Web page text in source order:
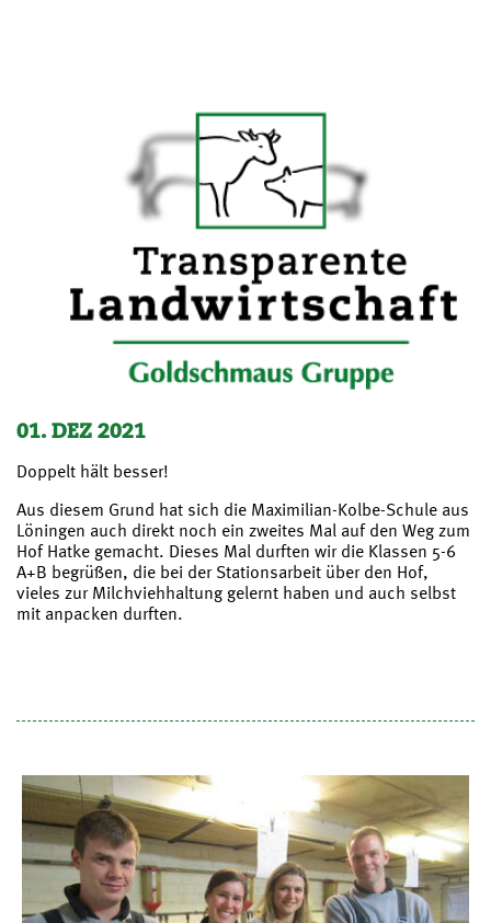
01. DEZ 2021
Doppelt hält besser!
Aus diesem Grund hat sich die Maximilian-Kolbe-Schule aus
Löningen auch direkt noch ein zweites Mal auf den Weg zum
Hof Hatke gemacht. Dieses Mal durften wir die Klassen 5-6
A+B begrüßen, die bei der Stationsarbeit über den Hof,
vieles zur Milchviehhaltung gelernt haben und auch selbst
mit anpacken durften.